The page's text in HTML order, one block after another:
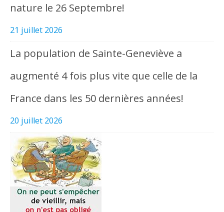
nature le 26 Septembre!
21 juillet 2026
La population de Sainte-Geneviève a
augmenté 4 fois plus vite que celle de la
France dans les 50 dernières années!
20 juillet 2026